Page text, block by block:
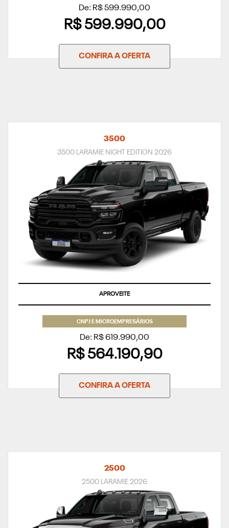
De: R$ 599.990,00
R$ 599.990,00
CONFIRA A OFERTA
3500
3500 LARAMIE NIGHT EDITION 2026
APROVEITE
CNPJ E MICROEMPRESÁRIOS
De: R$ 619.990,00
R$ 564.190,90
CONFIRA A OFERTA
2500
2500 LARAMIE 2026